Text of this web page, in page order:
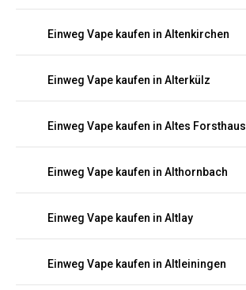
Einweg Vape kaufen in Altenkirchen
Einweg Vape kaufen in Alterkülz
Einweg Vape kaufen in Altes Forsthaus
Einweg Vape kaufen in Althornbach
Einweg Vape kaufen in Altlay
Einweg Vape kaufen in Altleiningen